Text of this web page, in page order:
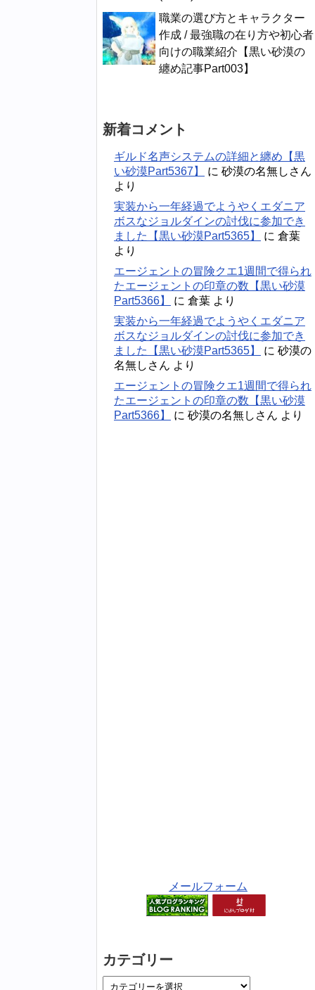
職業の選び方とキャラクター
作成 / 最強職の在り方や初心者
向けの職業紹介【黒い砂漠の
纏め記事Part003】
新着コメント
ギルド名声システムの詳細と纏め【黒
い砂漠Part5367】
に 砂漠の名無しさん
より
実装から一年経過でようやくエダニア
ボスなジョルダインの討伐に参加でき
ました【黒い砂漠Part5365】
に 倉葉
より
エージェントの冒険クエ1週間で得られ
たエージェントの印章の数【黒い砂漠
Part5366】
に 倉葉 より
実装から一年経過でようやくエダニア
ボスなジョルダインの討伐に参加でき
ました【黒い砂漠Part5365】
に 砂漠の
名無しさん より
エージェントの冒険クエ1週間で得られ
たエージェントの印章の数【黒い砂漠
Part5366】
に 砂漠の名無しさん より
メールフォーム
カテゴリー